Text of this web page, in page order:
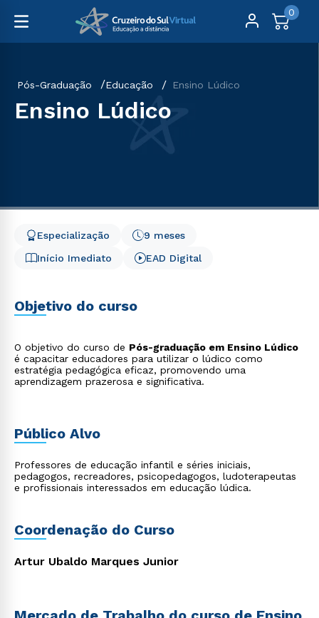
0
Pós-Graduação Educação Ensino Lúdico
Ensino Lúdico
Início Imediato
9 meses
Especialização
EAD Digital
Objetivo do curso
O objetivo do curso de Pós-graduação em Ensino Lúdico
é capacitar educadores para utilizar o lúdico como
estratégia pedagógica eficaz, promovendo uma
aprendizagem prazerosa e significativa.
Público Alvo
Professores de educação infantil e séries iniciais,
pedagogos, recreadores, psicopedagogos, ludoterapeutas
e profissionais interessados em educação lúdica.
Coordenação do Curso
Artur Ubaldo Marques Junior